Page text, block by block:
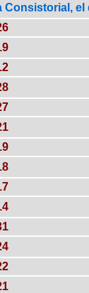
Consistorial,